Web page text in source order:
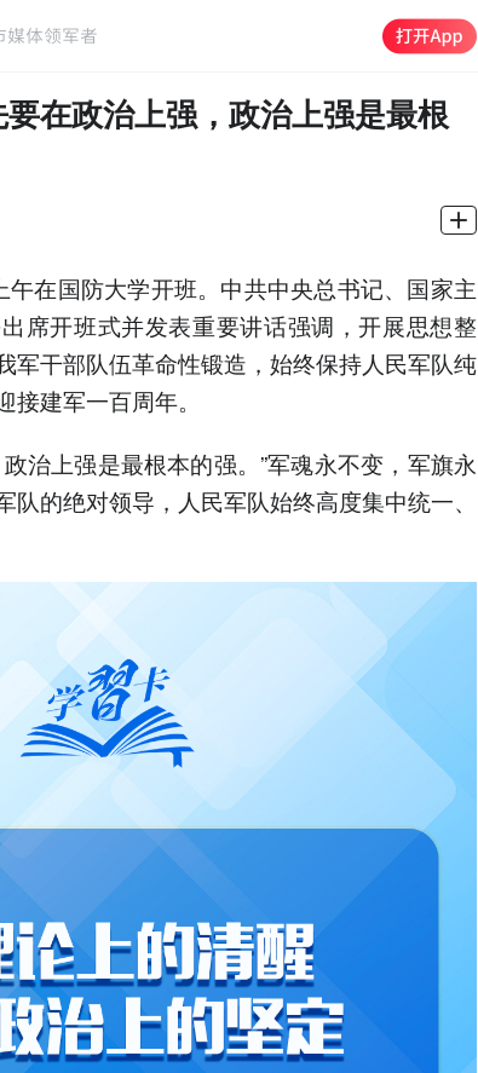
在政治上强，政治上强是最根
在国防大学开班。中共中央总书记、国家主
席开班式并发表重要讲话强调，开展思想整
军干部队伍革命性锻造，始终保持人民军队纯
建军一百周年。
治上强是最根本的强。”军魂永不变，军旗永
的绝对领导，人民军队始终高度集中统一、